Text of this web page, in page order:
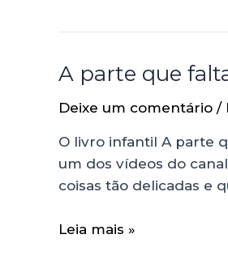
A parte que
Deixe um comentário /
O livro infantil A parte
um dos vídeos do
coisas tão delicadas e
Leia mais »